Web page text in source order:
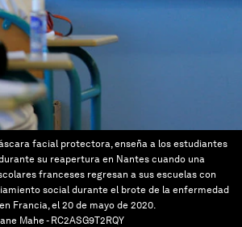
facial protectora, enseña a los estudiantes
su reapertura en Nantes cuando una
franceses regresan a sus escuelas con
social durante el brote de la enfermedad
Francia, el 20 de mayo de 2020.
Mahe - RC2ASG9T2RQY